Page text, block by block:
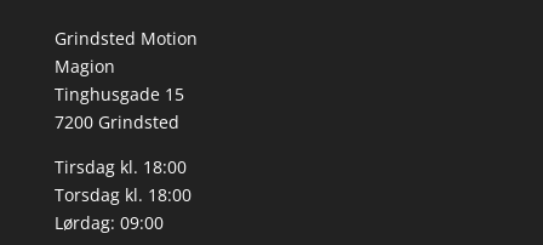
Grindsted Motion
Magion
Tinghusgade 15
7200 Grindsted
Tirsdag kl. 18:00
Torsdag kl. 18:00
Lørdag: 09:00